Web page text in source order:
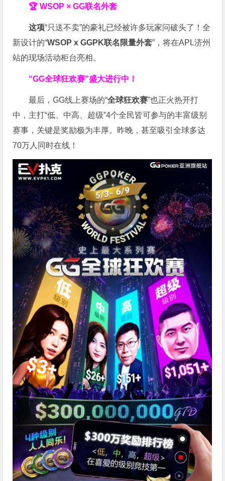
🏆 WSOP × GG联名外套
这项“只送不卖”的豪礼已经被许多玩家问破头了！全
新设计的“WSOP x GGPK联名限量外套”，将在APL济州
站的现场活动柜台亮相。
“GG全球狂欢赛”盛大进行中！
最后，GG线上赛场的“全球狂欢赛”也正火热开打
中，主打“低、中高、超级”4个全民皆可参与的丰富级别
赛事，关键是奖励极为丰厚。 昨晚，甚至吸引全球多达
70万人同时在线！